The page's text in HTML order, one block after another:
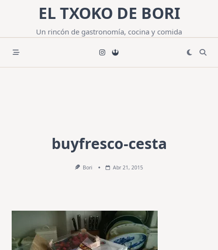
contenido
EL TXOKO DE BORI
Un rincón de gastronomía, cocina y comida
buyfresco-cesta
Bori Abr 21, 2015